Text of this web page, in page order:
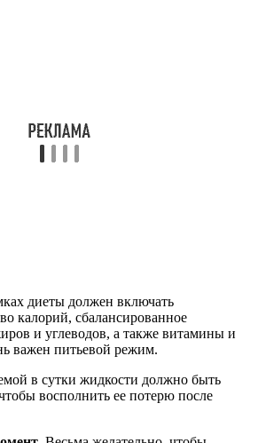
диеты должен включать
калорий, сбалансированное
и углеводов, а также витамины и
важен питьевой режим.
в сутки жидкости должно быть
восполнить ее потерю после